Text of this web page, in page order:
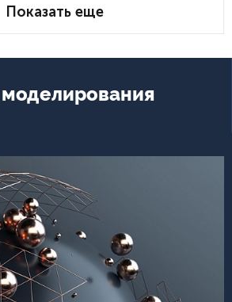
Показать еще
моделирования